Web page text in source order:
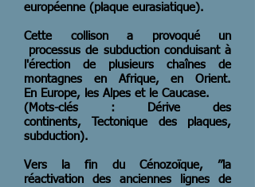
européenne (plaque eurasiatique).
Cette collison a provoqué un
processus de subduction conduisant à
l'érection de plusieurs chaînes de
montagnes en Afrique, en Orient.
En Europe, les Alpes et le Caucase.
(Mots-clés : Dérive des
continents, Tectonique des plaques,
subduction).
Vers la fin du Cénozoïque, ’’la
réactivation des anciennes lignes de